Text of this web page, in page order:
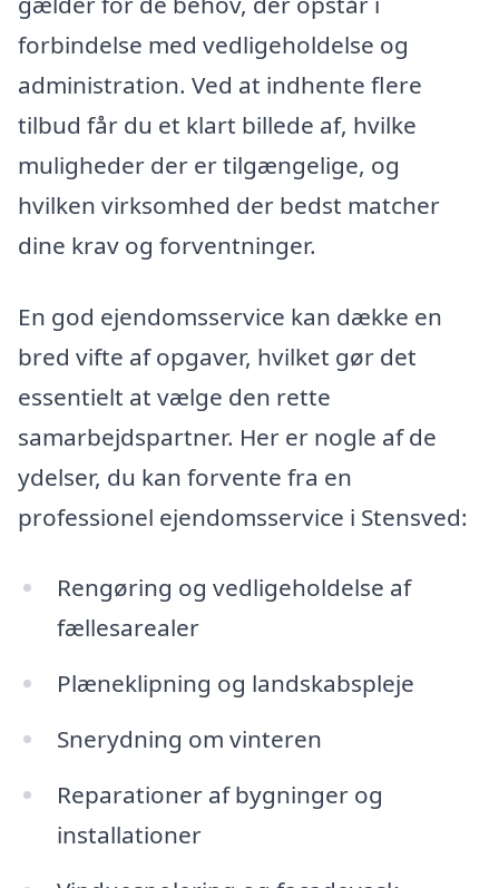
forbindelse med vedligeholdelse og
administration. Ved at indhente flere
tilbud får du et klart billede af, hvilke
muligheder der er tilgængelige, og
hvilken virksomhed der bedst matcher
dine krav og forventninger.
En god ejendomsservice kan dække en
bred vifte af opgaver, hvilket gør det
essentielt at vælge den rette
samarbejdspartner. Her er nogle af de
ydelser, du kan forvente fra en
professionel ejendomsservice i Stensved:
Rengøring og vedligeholdelse af
fællesarealer
Plæneklipning og landskabspleje
Snerydning om vinteren
Reparationer af bygninger og
installationer